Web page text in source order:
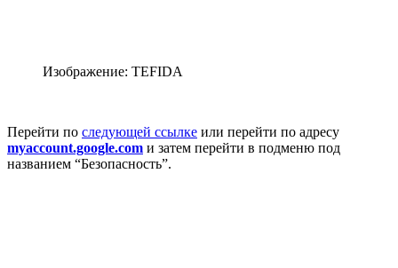
Изображение: TEFIDA
Перейти по следующей ссылке или перейти по адресу
myaccount.google.com и затем перейти в подменю под
названием “Безопасность”.